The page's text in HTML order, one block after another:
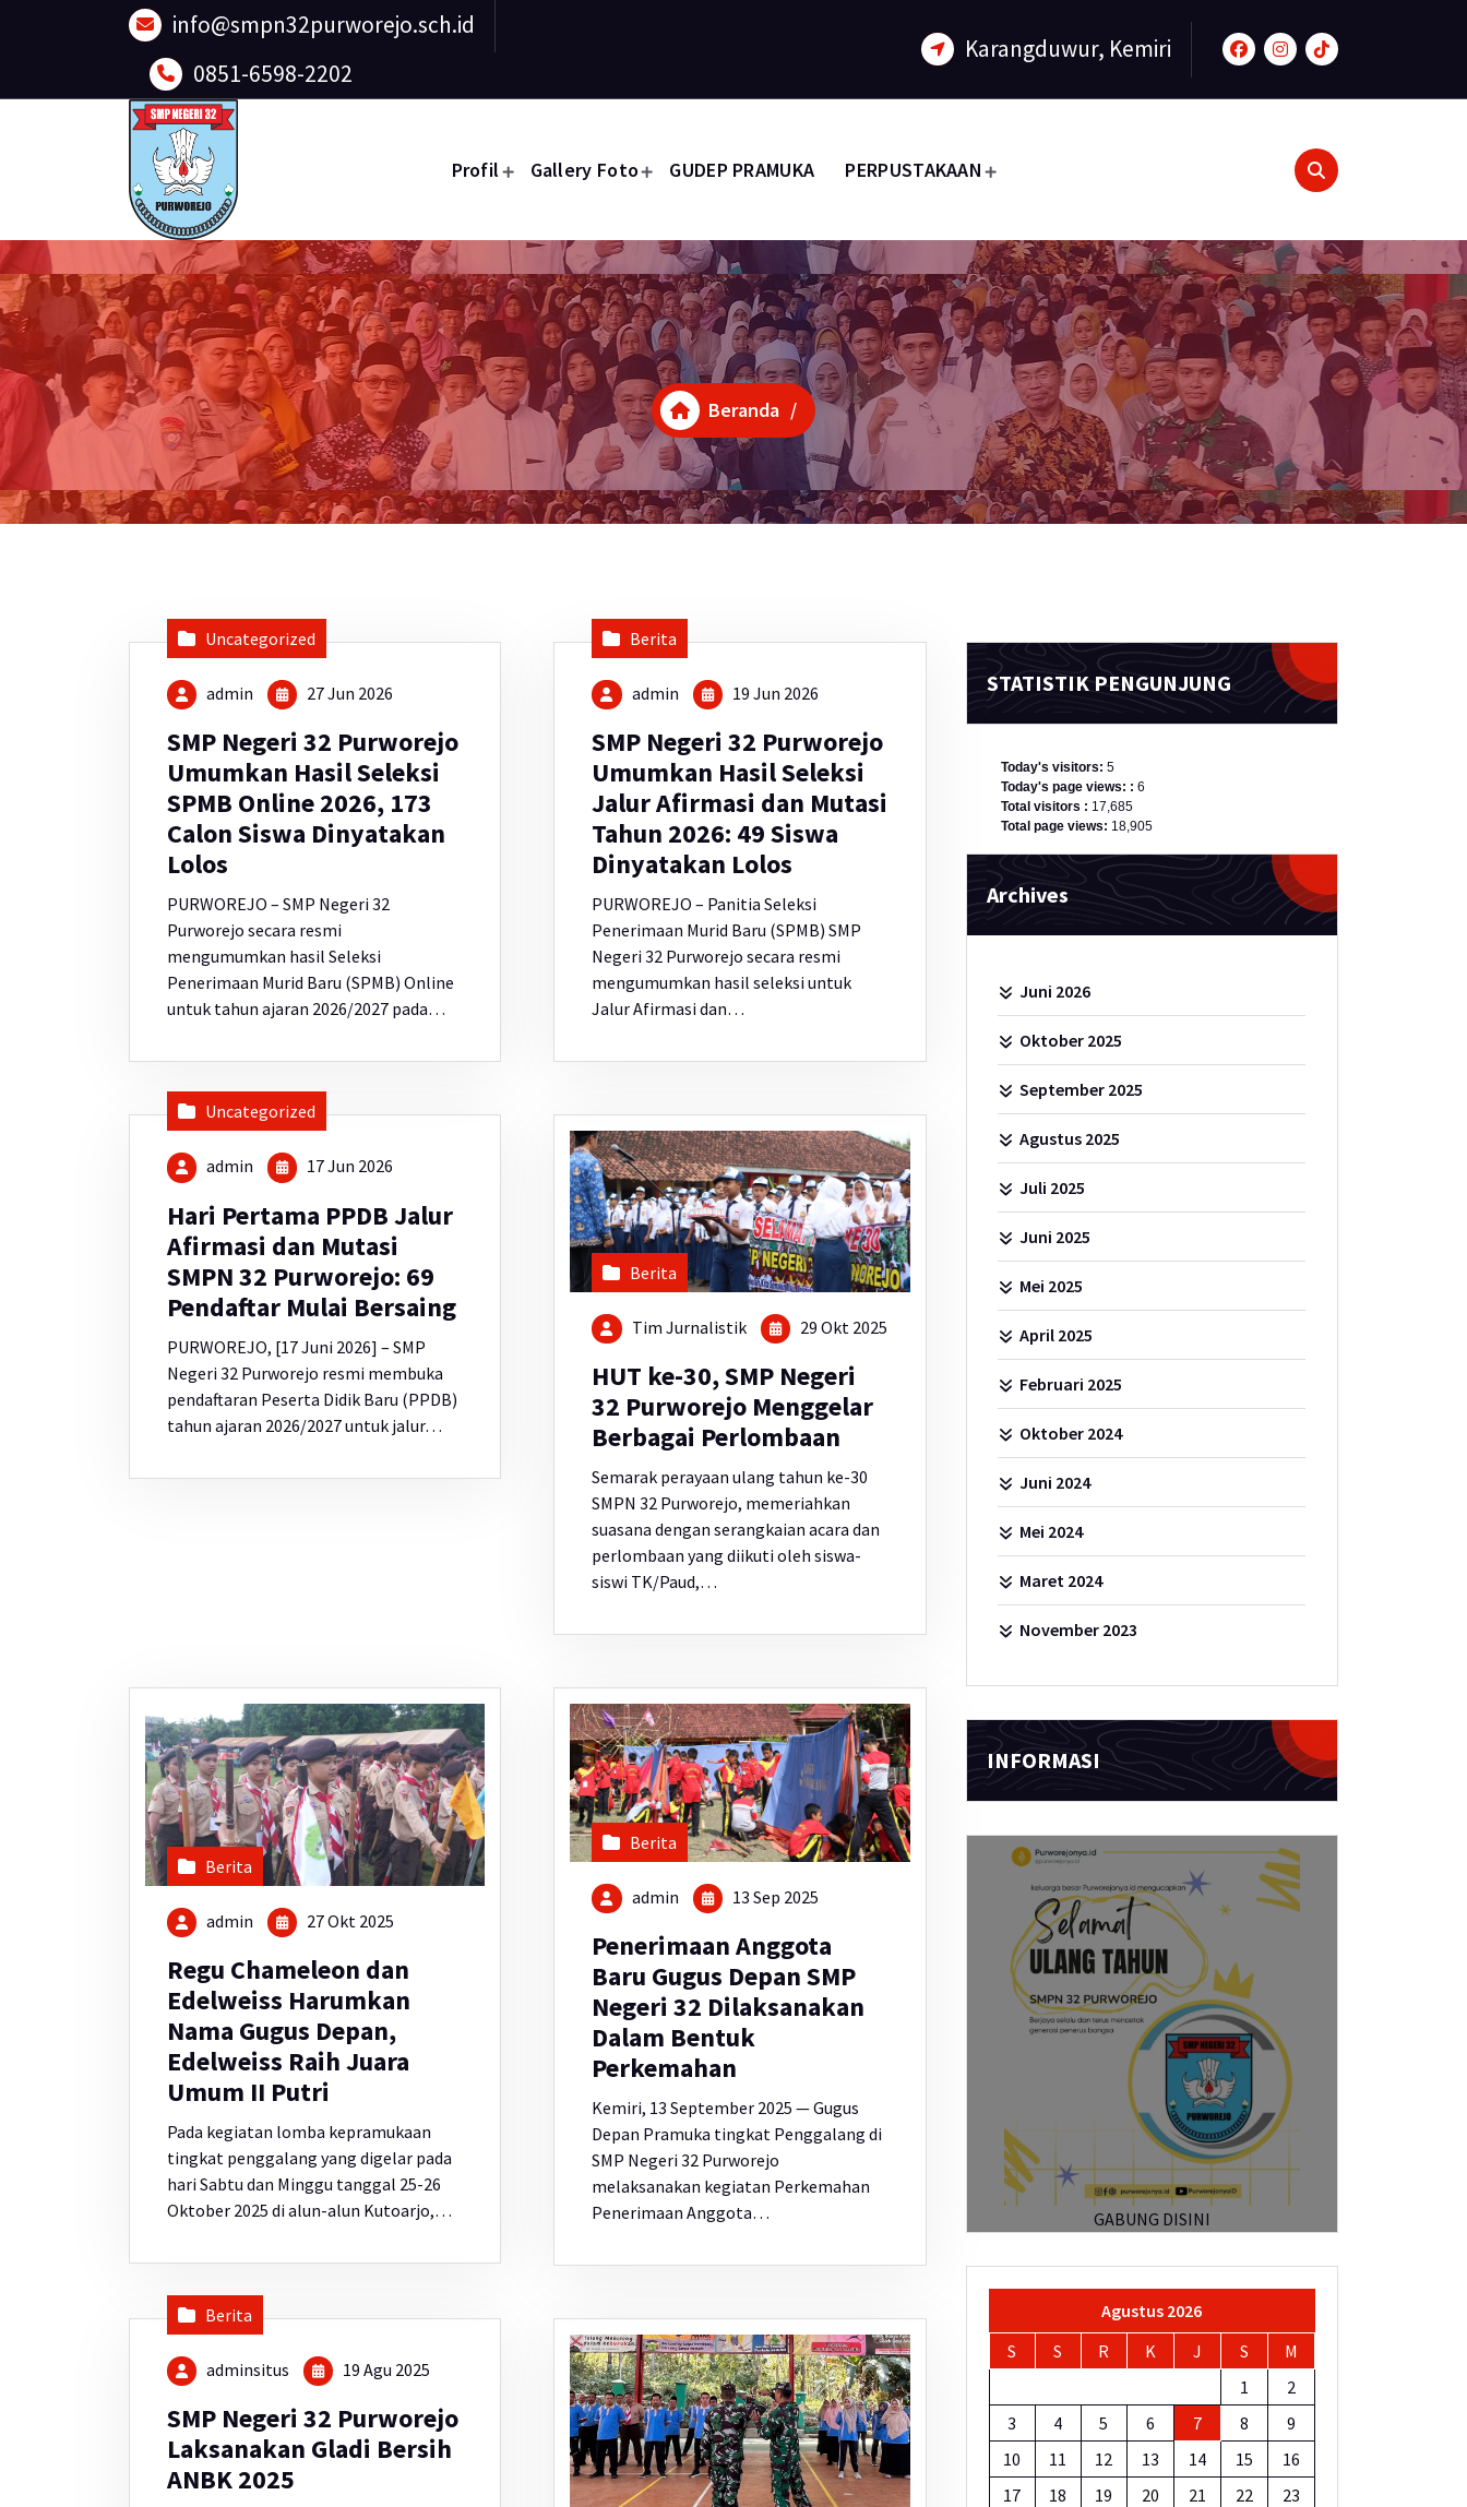
info@smpn32purworejo.sch.id
0851-6598-2202
Karangduwur, Kemiri
Sadar Lingkungan dan Berakhlak Mulia
Profil Gallery Foto GUDEP PRAMUKA PERPUSTAKAAN
Beranda /
Uncategorized
admin 27 Jun 2026
SMP Negeri 32 Purworejo
Umumkan Hasil Seleksi
SPMB Online 2026, 173
Calon Siswa Dinyatakan
Lolos
PURWOREJO – SMP Negeri 32
Purworejo secara resmi
mengumumkan hasil Seleksi
Penerimaan Murid Baru (SPMB) Online
untuk tahun ajaran 2026/2027 pada…
Berita
admin 19 Jun 2026
SMP Negeri 32 Purworejo
Umumkan Hasil Seleksi
Jalur Afirmasi dan Mutasi
Tahun 2026: 49 Siswa
Dinyatakan Lolos
PURWOREJO – Panitia Seleksi
Penerimaan Murid Baru (SPMB) SMP
Negeri 32 Purworejo secara resmi
mengumumkan hasil seleksi untuk
Jalur Afirmasi dan…
Uncategorized
admin 17 Jun 2026
Hari Pertama PPDB Jalur
Afirmasi dan Mutasi
SMPN 32 Purworejo: 69
Pendaftar Mulai Bersaing
PURWOREJO, [17 Juni 2026] – SMP
Negeri 32 Purworejo resmi membuka
pendaftaran Peserta Didik Baru (PPDB)
tahun ajaran 2026/2027 untuk jalur…
Berita
Tim Jurnalistik 29 Okt 2025
HUT ke-30, SMP Negeri
32 Purworejo Menggelar
Berbagai Perlombaan
Semarak perayaan ulang tahun ke-30
SMPN 32 Purworejo, memeriahkan
suasana dengan serangkaian acara dan
perlombaan yang diikuti oleh siswa-
siswi TK/Paud,…
Berita
admin 27 Okt 2025
Regu Chameleon dan
Edelweiss Harumkan
Nama Gugus Depan,
Edelweiss Raih Juara
Umum II Putri
Pada kegiatan lomba kepramukaan
tingkat penggalang yang digelar pada
hari Sabtu dan Minggu tanggal 25-26
Oktober 2025 di alun-alun Kutoarjo,…
Berita
admin 13 Sep 2025
Penerimaan Anggota
Baru Gugus Depan SMP
Negeri 32 Dilaksanakan
Dalam Bentuk
Perkemahan
Kemiri, 13 September 2025 — Gugus
Depan Pramuka tingkat Penggalang di
SMP Negeri 32 Purworejo
melaksanakan kegiatan Perkemahan
Penerimaan Anggota…
Berita
adminsitus 19 Agu 2025
SMP Negeri 32 Purworejo
Laksanakan Gladi Bersih
ANBK 2025
STATISTIK PENGUNJUNG
Today's visitors: 5
Today's page views: : 6
Total visitors : 17,685
Total page views: 18,905
Archives
Juni 2026
Oktober 2025
September 2025
Agustus 2025
Juli 2025
Juni 2025
Mei 2025
April 2025
Februari 2025
Oktober 2024
Juni 2024
Mei 2024
Maret 2024
November 2023
INFORMASI
GABUNG DISINI
Agustus 2026
S
S R K J S
M
1
2
3
4 5 6 7 8
9
10
11 12 13 14 15
16
17
18 19 20 21 22
23